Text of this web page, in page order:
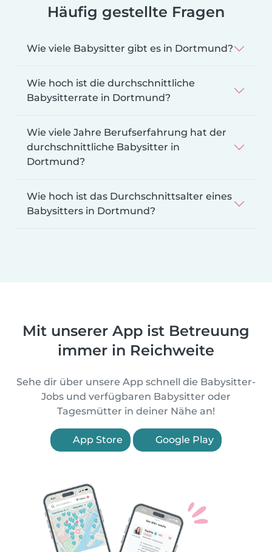
Häufig gestellte Fragen
Wie viele Babysitter gibt es in Dortmund?
Wie hoch ist die durchschnittliche
Babysitterrate in Dortmund?
Wie viele Jahre Berufserfahrung hat der
durchschnittliche Babysitter in
Dortmund?
Wie hoch ist das Durchschnittsalter eines
Babysitters in Dortmund?
Mit unserer App ist Betreuung
immer in Reichweite
Sehe dir über unsere App schnell die Babysitter-
Jobs und verfügbaren Babysitter oder
Tagesmütter in deiner Nähe an!
App Store Google Play